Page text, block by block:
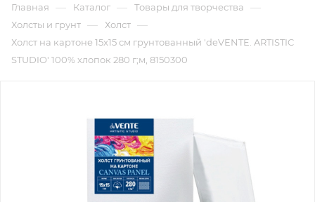
Главная — Каталог — Товары для творчества —
Холсты и грунт — Холст —
Холст на картоне 15x15 см грунтованный 'deVENTE. ARTISTIC
STUDIO' 100% хлопок 280 г;м, 8150300